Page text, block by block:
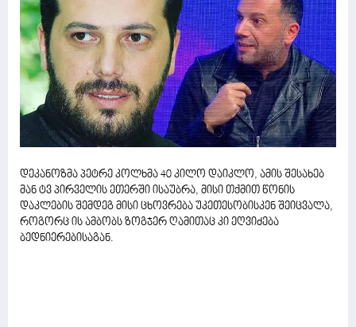
დეკანოზმა პეტრე კოლხმა 40 კილო დაიკლო, ამის შესახებ
მან ტვ პირველის ეთერში ისაუბრა, მისი თქმით წონის
დაკლების შემდეგ მისი ცხოვრება უკეთესობისკენ შეიცვალა,
როგორც ის ამბობს ზოგჯერ ღამითაც კი ეღვიძება
ბედნიერებისაგან.